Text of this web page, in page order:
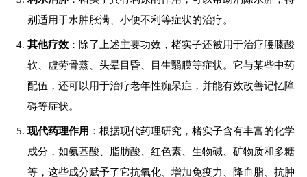
别适用于水肿胀满、小便不利等症状的治疗。
其他疗效 ：除了上述主要功效，楮实子还被用于治疗腰膝酸
软、虚劳骨蒸、头晕目昏、目生翳膜等症状。它与某些中药
配伍，还可以用于治疗老年性痴呆症，并能有效改善记忆障
碍等症状。
现代药理作用 ：根据现代药理研究，楮实子含有丰富的化学
成分，如氨基酸、脂肪酸、红色素、生物碱、矿物质和多糖
等，这些成分赋予了它抗氧化、增加免疫力、降血脂、抗肿